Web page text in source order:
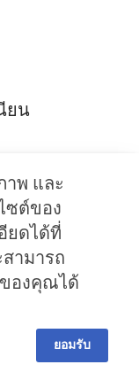
ยน
ใคร?
More
าพ และ
ซต์ของ
ยดได้ที่
ามารถ
ของคุณได้
ยอมรับ